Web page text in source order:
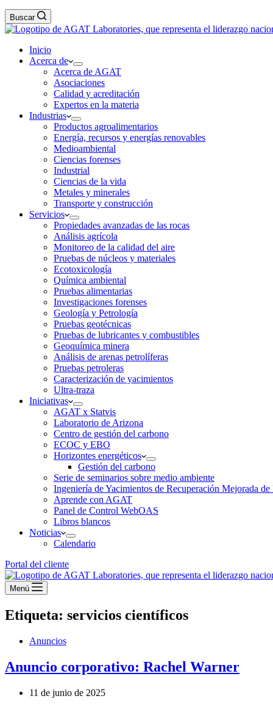
Buscar
Inicio
Acerca de
Acerca de AGAT
Asociaciones
Calidad y acreditación
Expertos en la materia
Industrias
Productos agroalimentarios
Energía, recursos y energías renovables
Medioambiental
Ciencias forenses
Industrial
Ciencias de la vida
Metales y minerales
Transporte y construcción
Servicios
Propiedades avanzadas de las rocas
Análisis agrícola
Monitoreo de la calidad del aire
Pruebas de núcleos y materiales
Ecotoxicología
Química ambiental
Pruebas alimentarias
Investigaciones forenses
Geología y Petrología
Pruebas geotécnicas
Pruebas de lubricantes y combustibles
Geoquímica minera
Análisis de arenas petrolíferas
Pruebas petroleras
Caracterización de yacimientos
Ultra-traza
Iniciativas
AGAT x Statvis
Laboratorio de Arizona
Centro de gestión del carbono
ECOC y EBO
Horizontes energéticos
Gestión del carbono
Serie de seminarios sobre medio ambiente
Ingeniería de Yacimientos de Recuperación Mejorada de
Aprende con AGAT
Panel de Control WebOAS
Libros blancos
Noticias
Calendario
Portal del cliente
Menú
Etiqueta: servicios científicos
Anuncios
Anuncio corporativo: Rachel Warner
11 de junio de 2025